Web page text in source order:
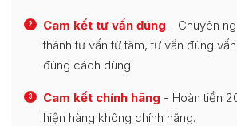
2 Cam kết tư vấn đúng - Chuyên
thành tư vấn từ tâm, tư vấn đúng
đúng cách dùng.
3 Cam kết chính hãng - Hoàn tiền
hiện hàng không chính hãng.